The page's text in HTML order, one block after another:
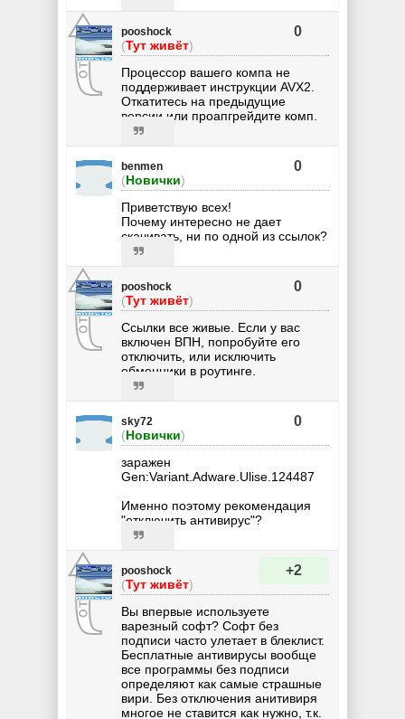
pooshock
(Тут живёт)
0
Процессор вашего компа не
поддерживает инструкции AVX2.
Откатитесь на предыдущие
версии или проапгрейдите комп.
benmen
(Новички)
0
Приветствую всех!
Почему интересно не дает
скачивать, ни по одной из ссылок?
pooshock
(Тут живёт)
0
Ссылки все живые. Если у вас
включен ВПН, попробуйте его
отключить, или исключить
обменники в роутинге.
sky72
(Новички)
0
заражен
Gen:Variant.Adware.Ulise.124487
Именно поэтому рекомендация
"отключить антивирус"?
pooshock
(Тут живёт)
+2
Вы впервые используете
варезный софт? Софт без
подписи часто улетает в блеклист.
Бесплатные антивирусы вообще
все программы без подписи
определяют как самые страшные
вири. Без отключения анитивиря
многое не ставится как нужно, т.к.